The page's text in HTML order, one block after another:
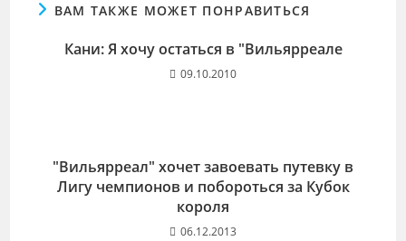
ВАМ ТАКЖЕ МОЖЕТ ПОНРАВИТЬСЯ
Кани: Я хочу остаться в "Вильярреале
09.10.2010
"Вильярреал" хочет завоевать путевку в
Лигу чемпионов и побороться за Кубок
короля
06.12.2013